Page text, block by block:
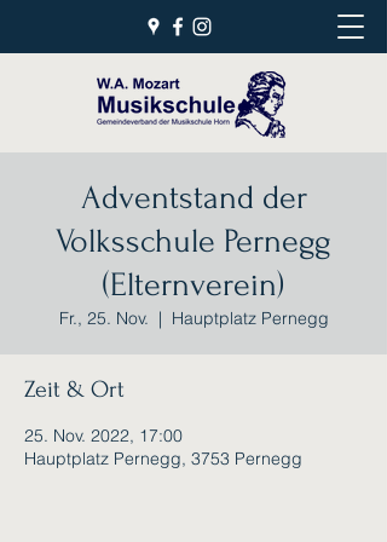
Adventstand der
Volksschule Pernegg
(Elternverein)
Fr., 25. Nov.
  |
Hauptplatz Pernegg
Zeit & Ort
25. Nov. 2022, 17:00
Hauptplatz Pernegg, 3753 Pernegg